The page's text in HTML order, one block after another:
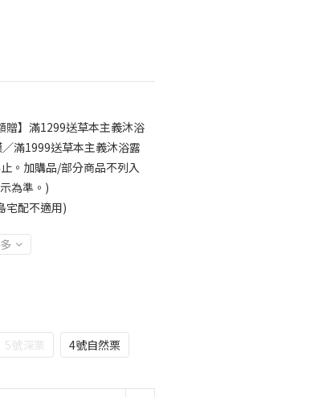
贈】滿1299送草本主義沐浴
滿1999送草本主義沐浴露
。加購品/部分商品不列入
為準。)
宅配不適用)
5號深栗 4號自然栗